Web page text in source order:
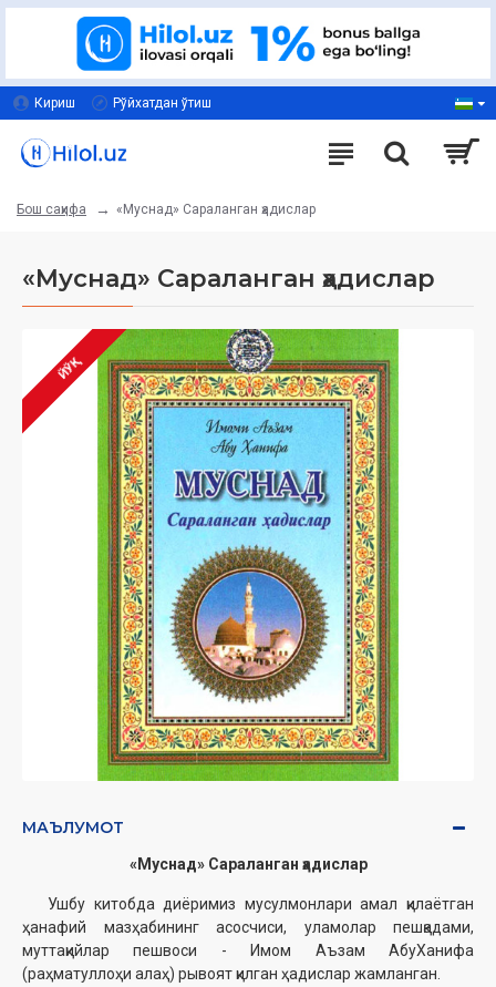
Кириш Рўйхатдан ўтиш
Бош саҳифа «Муснад» Сараланган ҳадислар
«Муснад» Сараланган ҳадислар
ЙЎҚ
МАЪЛУМОТ
«Муснад» Сараланган ҳадислар
Ушбу китобда диёримиз мусулмонлари амал қилаётган
ҳанафий мазҳабининг асосчиси, уламолар пешқадами,
муттақийлар пешвоси - Имом Аъзам АбуХанифа
(раҳматуллоҳи алаҳ) рывоят қилган ҳадислар жамланган.